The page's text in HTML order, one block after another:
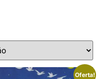
Oferta!